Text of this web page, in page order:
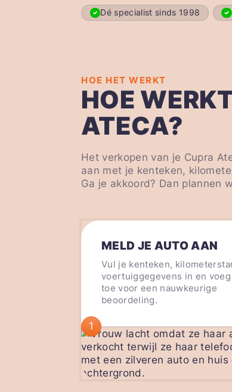
Dé specialist sinds 1998
HOE HET WERKT
HOE
ATECA?
Het verkopen van je Cupra
aan met je kenteken,
Ga je akkoord? Dan plannen
MELD JE AUTO AAN
Vul je kenteken,
voertuiggegevens in en
toe voor een nauwkeurige
beoordeling.
1